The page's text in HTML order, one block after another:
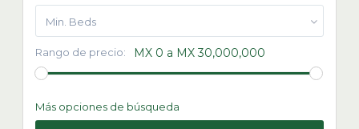
Min. Beds
Rango de precio: MX 0 a MX 30,000,000
Más opciones de búsqueda